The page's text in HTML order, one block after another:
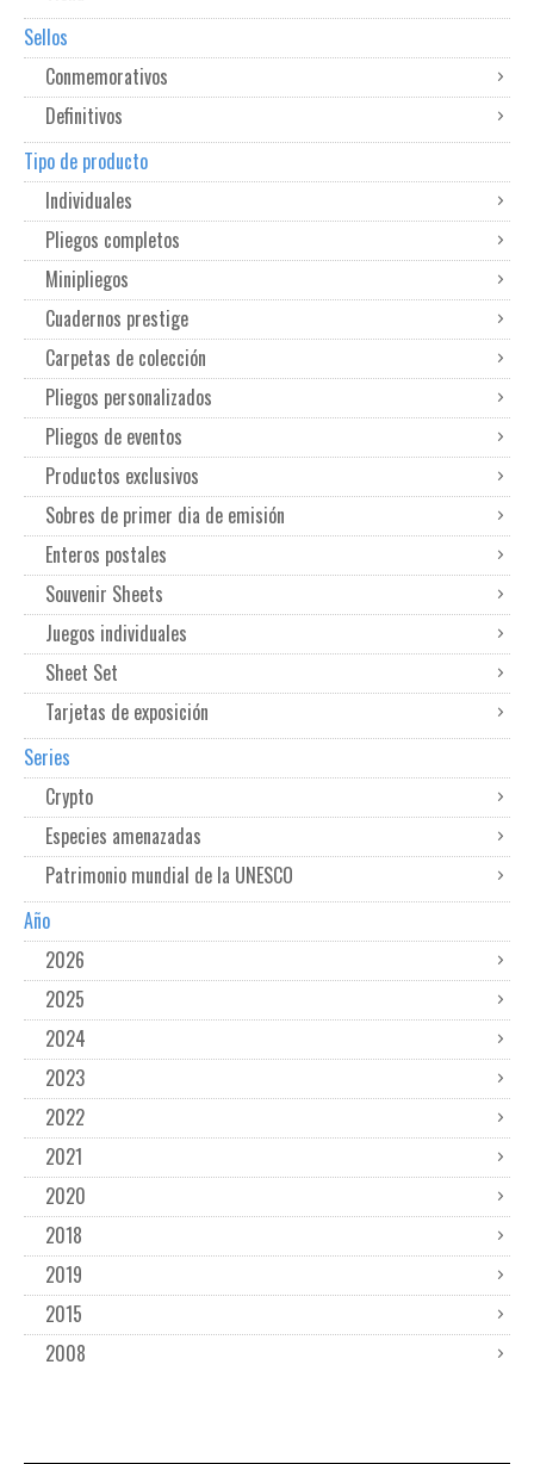
Sellos
Conmemorativos
Definitivos
Tipo de producto
Individuales
Pliegos completos
Minipliegos
Cuadernos prestige
Carpetas de colección
Pliegos personalizados
Pliegos de eventos
Productos exclusivos
Sobres de primer dia de emisión
Enteros postales
Souvenir Sheets
Juegos individuales
Sheet Set
Tarjetas de exposición
Series
Crypto
Especies amenazadas
Patrimonio mundial de la UNESCO
Año
2026
2025
2024
2023
2022
2021
2020
2018
2019
2015
2008